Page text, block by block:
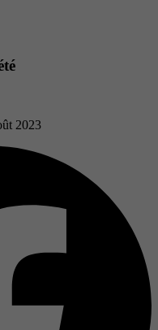
2023